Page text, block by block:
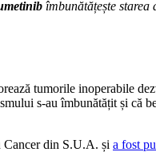
îmbunătățește
tumorile inoperabile
s-au îmbunătățit și că
Cancer din S.U.A. și a fost